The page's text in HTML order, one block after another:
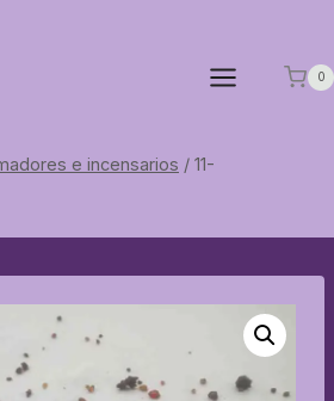
0
e incensarios / 11-